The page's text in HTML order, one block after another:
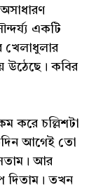
একটি
খেলাধুলার
উঠেছে। কবির
করে চল্লিশটা
আগেই তো
আর
দিতাম। তখন